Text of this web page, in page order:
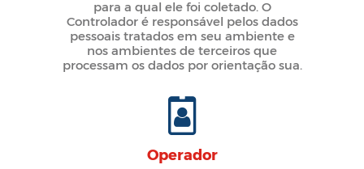
para a qual ele foi coletado. O
Controlador é responsável pelos dados
pessoais tratados em seu ambiente e
nos ambientes de terceiros que
processam os dados por orientação sua.
Operador